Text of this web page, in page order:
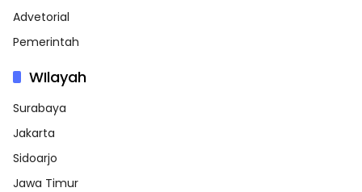
Advetorial
Pemerintah
WIlayah
Surabaya
Jakarta
Sidoarjo
Jawa Timur